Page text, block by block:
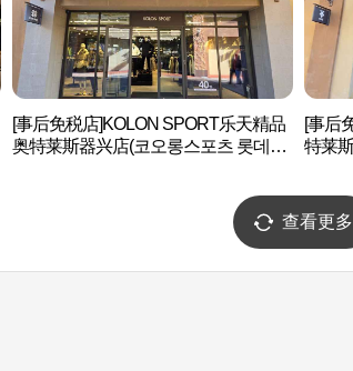
[事后免税店]KOLON SPORT乐天精品
奥特莱斯器兴店(코오롱스포츠 롯데프
[事后
特莱
查看更多